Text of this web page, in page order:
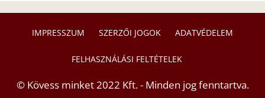
IMPRESSZUM SZERZŐI JOGOK ADATVÉDELEM
FELHASZNÁLÁSI FELTÉTELEK
© Kövess minket 2022 Kft. - Minden jog fenntartva.